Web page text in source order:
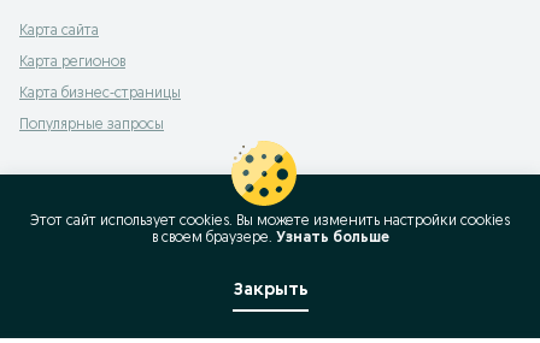
Карта сайта
Карта регионов
Карта бизнес-страницы
Популярные запросы
Этот сайт использует cookies. Вы можете изменить настройки cookies
в своeм браузере. Узнать больше
Закрыть